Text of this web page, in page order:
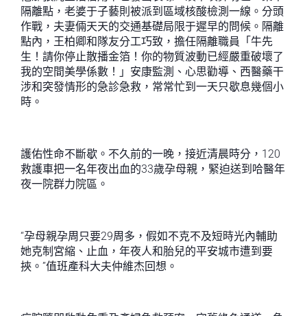
隔離點，老婆于子藝則被派到區域核酸檢測一線。分頭
作戰，夫妻倆天天的交通基礎局限于遲早的問候。隔離
點內，王柏卿和隊友分工巧致，擔任隔離職員「牛先
生！請你停止散播金箔！你的物質波動已經嚴重破壞了
我的空間美學係數！」安康監測、心思勸導、西醫藥干
涉和突發情形的急診急救，常常忙到一天只歇息幾個小
時。
護佑性命不斷歇。不久前的一晚，接近清晨時分，120
救護車把一名年夜出血的33歲孕母親，緊迫送到哈醫年
夜一院群力院區。
“孕母親孕周只要29周多，假如不克不及短時光內輔助
她克制宮縮、止血，年夜人和胎兒的平安城市遭到要
挾。”值班產科大夫仲維杰回想。